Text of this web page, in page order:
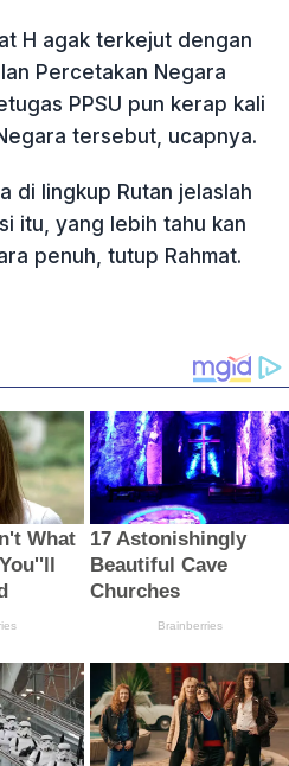
H agak terkejut dengan
Percetakan Negara
PPSU pun kerap kali
tersebut, ucapnya.
di lingkup Rutan jelaslah
itu, yang lebih tahu kan
penuh, tutup Rahmat.